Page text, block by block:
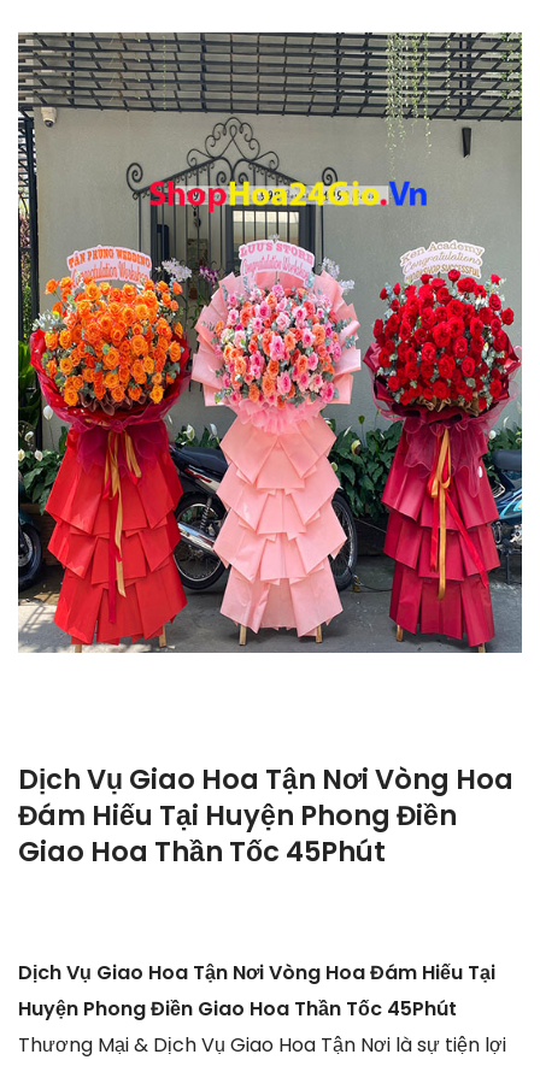
Dịch Vụ Giao Hoa Tận Nơi Vòng Hoa
Đám Hiếu Tại Huyện Phong Điền
Giao Hoa Thần Tốc 45Phút
Dịch Vụ Giao Hoa Tận Nơi Vòng Hoa Đám Hiếu Tại
Huyện Phong Điền Giao Hoa Thần Tốc 45Phút
Thương Mại & Dịch Vụ Giao Hoa Tận Nơi là sự tiện lợi